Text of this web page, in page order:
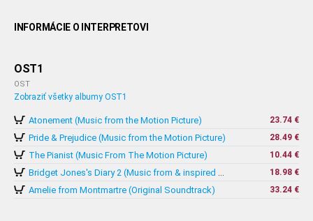
INFORMÁCIE O INTERPRETOVI
OST1
OST
Zobraziť všetky albumy OST1
Atonement (Music from the Motion Picture) 23.74 €
Pride & Prejudice (Music from the Motion Picture) 28.49 €
The Pianist (Music From The Motion Picture)
10.44 €
Bridget Jones's Diary 2 (Music from & inspired by The Motion Picture)
18.98 €
Amelie from Montmartre (Original Soundtrack) 33.24 €